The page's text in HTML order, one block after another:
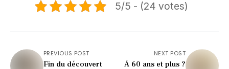
5/5 - (24 votes)
PREVIOUS POST
Fin du découvert
NEXT POST
À 60 ans et plus ?